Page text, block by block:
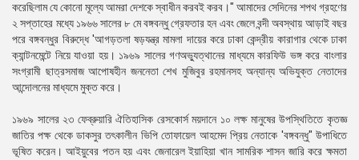
করেছিলাম যে কোনো মূল্যে আমরা দেশকে স্বাধীন করবই করব।" আমাদের সেদিনের শপথ গ্রহণের
২ সপ্তাহের মধ্যে ১৯৬৬ সালের ৮ মে বঙ্গবন্ধু গ্রেফতার হন এবং জেলে বন্দী অবস্থায় আড়াই বছর
পরে বঙ্গবন্ধুর বিরুদ্ধে 'আগড়তলা ষড়যন্ত্র মামলা দায়ের করে ঢাকা কেন্দ্রীয় কারাগার থেকে ঢাকা
ক্যান্টনমেন্টে নিয়ে যাওয়া হয়। ১৯৬৯ সালের গণঅভ্যুত্থানের মাধ্যমে কারফিউ ভঙ্গ করে বাংলার
সংগ্রামী ছাত্রসমাজ আপোষহীন জননেতা শেখ মুজিবুর রহমানসহ অন্যান্য অভিযুক্ত নেতাদের
আন্দোলনের মাধ্যমে মুক্ত করে।
১৯৬৯ সালের ২৩ ফেব্রুয়ারি ঐতিহাসিক রেসকোর্স ময়দানে ১০ লক্ষ মানুষের উপস্থিতিতে কৃতজ্ঞ
জাতির পক্ষ থেকে ডাকসুর তৎকালীন ভিপি তোফায়েল আহমেদ প্রিয় নেতাকে 'বঙ্গবন্ধু" উপাধিতে
ভূষিত করেন। আইয়ুবের পতন হয় এবং জেনারেল ইয়াহিয়া খান সামরিক শাসন জারি করে ক্ষমতা